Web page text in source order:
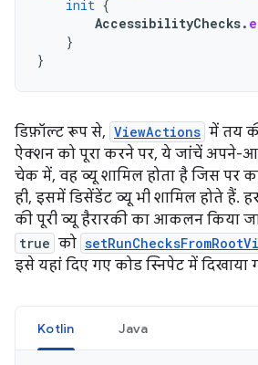
init {
AccessibilityChecks.
}
}
डिफ़ॉल्ट रूप से, ViewActions में तय
ऐक्शन को पूरा करने पर, ये जांचें अपने-
चेक में, वह व्यू शामिल होता है जिस पर
ही, इसमें डिसेंडेंट व्यू भी शामिल होते हैं.
की पूरी व्यू हैरारकी का आकलन किया
true को
इसे यहां दिए गए कोड स्निपेट में दिखाया
Kotlin Java